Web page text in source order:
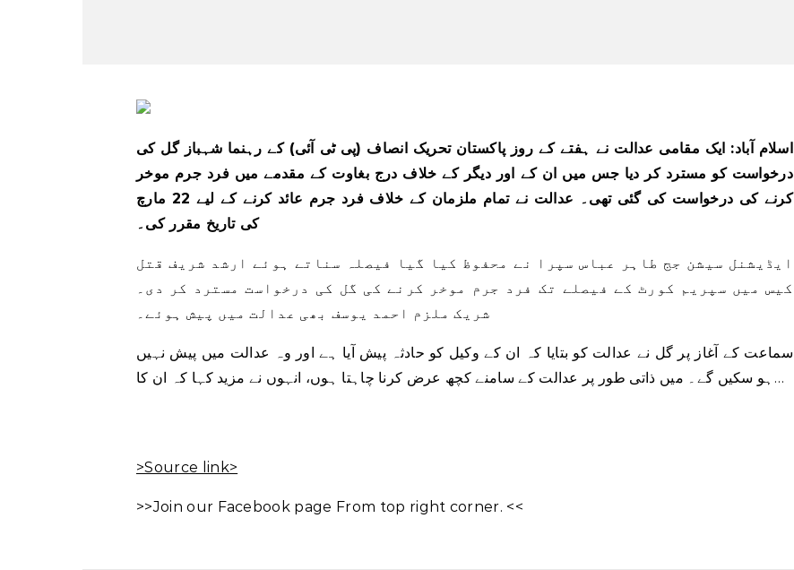
اسلام آباد: ایک مقامی عدالت نے ہفتے کے روز پاکستان تحریک انصاف (پی ٹی آئی) کے رہنما شہباز گل کی
درخواست کو مسترد کر دیا جس میں ان کے اور دیگر کے خلاف درج بغاوت کے مقدمے میں فرد جرم موخر
کرنے کی درخواست کی گئی تھی۔ عدالت نے تمام ملزمان کے خلاف فرد جرم عائد کرنے کے لیے 22 مارچ
کی تاریخ مقرر کی۔
ایڈیشنل سیشن جج طاہر عباس سپرا نے محفوظ کیا گیا فیصلہ سناتے ہوئے ارشد شریف قتل
کیس میں سپریم کورٹ کے فیصلے تک فرد جرم موخر کرنے کی گل کی درخواست مسترد کر دی۔
شریک ملزم احمد یوسف بھی عدالت میں پیش ہوئے۔
سماعت کے آغاز پر گل نے عدالت کو بتایا کہ ان کے وکیل کو حادثہ پیش آیا ہے اور وہ عدالت میں پیش نہیں
ہو سکیں گے۔ میں ذاتی طور پر عدالت کے سامنے کچھ عرض کرنا چاہتا ہوں، انہوں نے مزید کہا کہ ان کا…
>Source link>
>>Join our Facebook page From top right corner. <<